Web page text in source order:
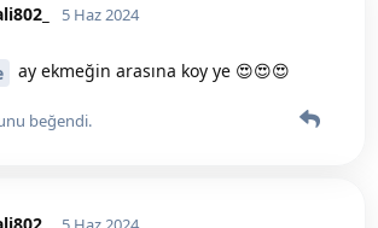
5 Haz 2024
ay ekmeğin arasına koy ye 😍😍😍
beğendi.